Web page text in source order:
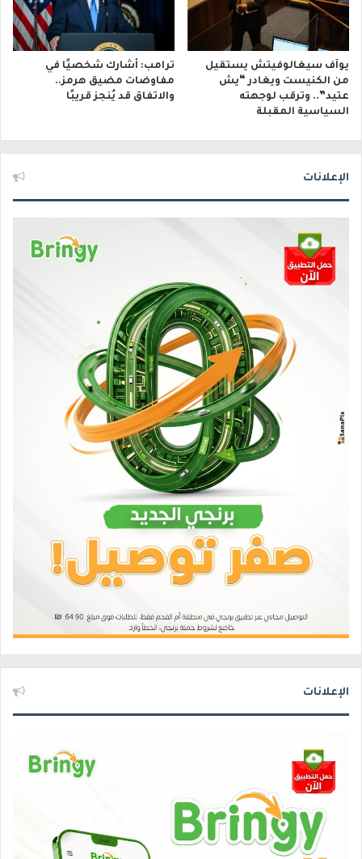
يوآف سيغالوفيتش يستقيل
من الكنيست ويغادر “يش
عتيد”.. وترقب لوجهته
السياسية المقبلة
ترامب: أشارك شخصيًا في
مفاوضات مضيق هرمز..
والاتفاق قد يُنجز قريبًا
الإعلانات
الإعلانات